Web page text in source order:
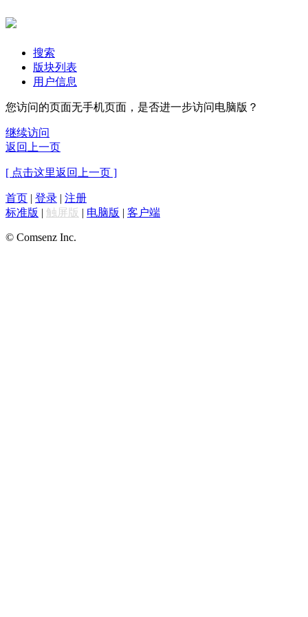
搜索
版块列表
用户信息
您访问的页面无手机页面，是否进一步访问电脑版？
继续访问
返回上一页
[ 点击这里返回上一页 ]
首页 | 登录 | 注册
标准版 | 触屏版 | 电脑版 | 客户端
© Comsenz Inc.